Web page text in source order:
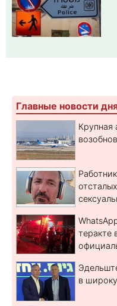
Главные новости
Крупная
теракте
в